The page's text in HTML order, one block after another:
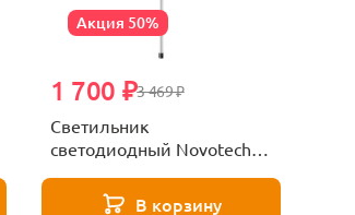
Акция 50%
3 469 ₽
1 700 ₽
Светильник
светодиодный Novotech
В корзину